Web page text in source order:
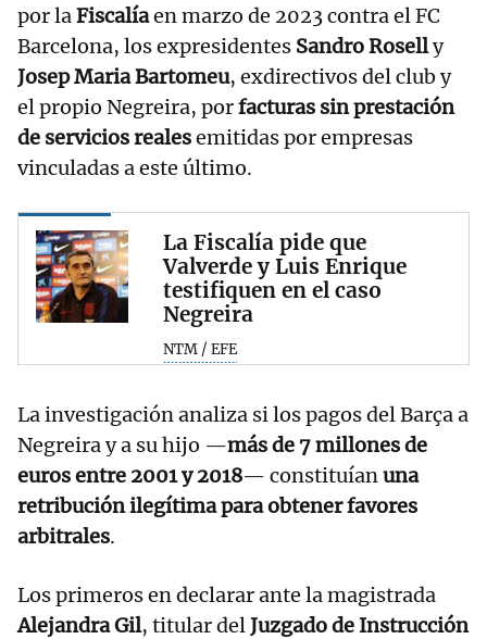
por laFiscalíaen marzo de 2023 contra el FC
Barcelona, los expresidentes Sandro Roselly
Josep Maria Bartomeu, exdirectivos del club y
el propio Negreira, porfacturas sin prestación
de servicios realesemitidas por empresas
vinculadas a este último.
La Fiscalía pide que
Valverde y Luis Enrique
testifiquen en el caso
Negreira
NTM / EFE
La investigación analiza si los pagos del Barça a
Negreira y a su hijo —más de 7 millones de
euros entre 2001 y 2018— constituíanuna
retribución ilegítima para obtener favores
arbitrales.
Los primeros en declarar ante la magistrada
Alejandra Gil, titular delJuzgado de Instrucción